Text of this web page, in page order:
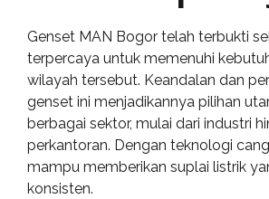
Genset MAN Bogor telah terbukti
terpercaya untuk memenuhi
wilayah tersebut. Keandalan dan
genset ini menjadikannya pilihan
berbagai sektor, mulai dari industri
perkantoran. Dengan teknologi
mampu memberikan suplai listrik
konsisten.